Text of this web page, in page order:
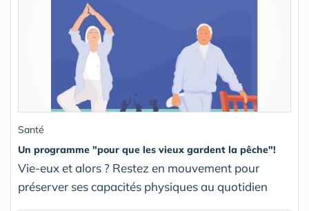
Santé
Un programme "pour que les vieux gardent la pêche"!
Vie-eux et alors ? Restez en mouvement pour
préserver ses capacités physiques au quotidien